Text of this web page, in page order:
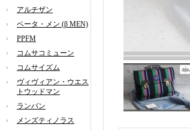
アルチザン
ベータ・メン (β MEN)
PPFM
コムサコミューン
コムサイズム
ヴィヴィアン・ウエス
トウッドマン
ランバン
メンズティノラス